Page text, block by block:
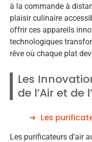
à la commande à
plaisir culinaire
offrir ces appareils
technologiques
rêve où chaque plat
Les
de l’Air et de
Les
Les purificateurs d’air